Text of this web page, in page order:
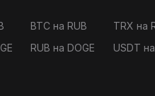
BTC на RUB
TRX на
RUB на DOGE
USDT